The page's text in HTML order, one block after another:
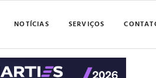
NOTÍCIAS SERVIÇOS